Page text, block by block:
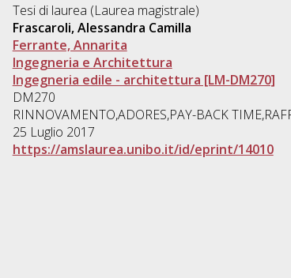
Tesi di laurea (Laurea magistrale)
Frascaroli, Alessandra Camilla
Ferrante, Annarita
Ingegneria e Architettura
Ingegneria edile - architettura [LM-DM270]
DM270
RINNOVAMENTO,ADORES,PAY-BACK
25 Luglio 2017
https://amslaurea.unibo.it/id/eprint/14010